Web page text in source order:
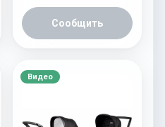
Сообщить
Видео